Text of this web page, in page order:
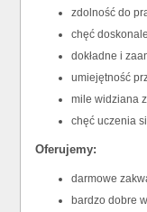
zdolność do
chęć
dokładne i
umiejętność
mile widziana
chęć uczenia
Oferujemy:
darmowe
bardzo dobre